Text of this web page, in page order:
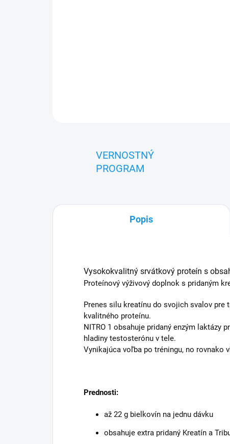
VERNOSTNÝ
PROGRAM
Popis
Vysokokvalitný srvátkový proteín s
Proteínový výživový doplnok s pridaným
Prenes silu kreatínu do svojich svalov pre
kvalitného proteínu.
NITRO 1 obsahuje pridaný enzým laktázy
hladiny testosterónu v tele.
Vynikajúca voľba po tréningu, no rovnako
Prednosti:
až 22 g bielkovín na jednu dávku
obsahuje extra pridaný Kreatín a